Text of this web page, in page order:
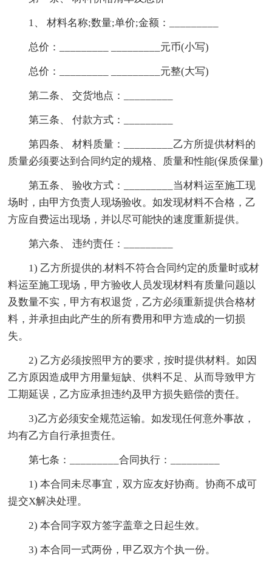
1、 材料名称;数量;单价;金额：_________
总价：_________ _________元币(小写)
总价：_________ _________元整(大写)
第二条、 交货地点：_________
第三条、 付款方式：_________
第四条、 材料质量：_________乙方所提供材料的
质量必须要达到合同约定的规格、质量和性能(保质保量)
第五条、 验收方式：_________当材料运至施工现
场时，由甲方负责人现场验收。如发现材料不合格，乙
方应自费运出现场，并以尽可能快的速度重新提供。
第六条、 违约责任：_________
1) 乙方所提供的.材料不符合合同约定的质量时或材
料运至施工现场，甲方验收人员发现材料有质量问题以
及数量不实，甲方有权退货，乙方必须重新提供合格材
料，并承担由此产生的所有费用和甲方造成的一切损
失。
2) 乙方必须按照甲方的要求，按时提供材料。如因
乙方原因造成甲方用量短缺、供料不足、从而导致甲方
工期延误，乙方应承担违约及甲方损失赔偿的责任。
3)乙方必须安全规范运输。如发现任何意外事故，
均有乙方自行承担责任。
第七条：_________合同执行：_________
1) 本合同未尽事宜，双方应友好协商。协商不成可
提交X解决处理。
2) 本合同字双方签字盖章之日起生效。
3) 本合同一式两份，甲乙双方个执一份。